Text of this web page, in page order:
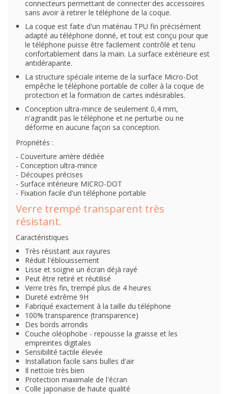
connecteurs permettant de connecter des accessoires
sans avoir à retirer le téléphone de la coque.
La coque est faite d'un matériau TPU fin précisément
adapté au téléphone donné, et tout est conçu pour que
le téléphone puisse être facilement contrôlé et tenu
confortablement dans la main. La surface extérieure est
antidérapante.
La structure spéciale interne de la surface Micro-Dot
empêche le téléphone portable de coller à la coque de
protection et la formation de cartes indésirables.
Conception ultra-mince de seulement 0,4 mm,
n'agrandit pas le téléphone et ne perturbe ou ne
déforme en aucune façon sa conception.
Propriétés :
- Couverture arrière dédiée
- Conception ultra-mince
- Découpes précises
- Surface intérieure MICRO-DOT
- Fixation facile d'un téléphone portable
Verre trempé transparent très
résistant.
Caractéristiques
Très résistant aux rayures
Réduit l'éblouissement
Lisse et soigne un écran déjà rayé
Peut être retiré et réutilisé
Verre très fin, trempé plus de 4 heures
Dureté extrême 9H
Fabriqué exactement à la taille du téléphone
100% transparence (transparence)
Des bords arrondis
Couche oléophobe - repousse la graisse et les
empreintes digitales
Sensibilité tactile élevée
Installation facile sans bulles d'air
Il nettoie très bien
Protection maximale de l'écran
Colle japonaise de haute qualité